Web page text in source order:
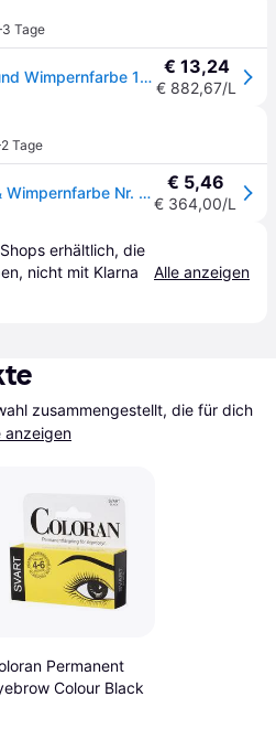
Tage
RefectoCil Augenbrauen- und Wimpernfarbe 15 ml 2 blauschwarz € 13,24
€ 882,67/L
Tage
RefectoCil Augenbrauen- & Wimpernfarbe Nr. 2 Blauschwarz 15 ml € 5,46
€ 364,00/L
Shops erhältlich, die
nicht mit Klarna
Alle anzeigen
zusammengestellt, die für dich
anzeigen
Permanent
Colour Black